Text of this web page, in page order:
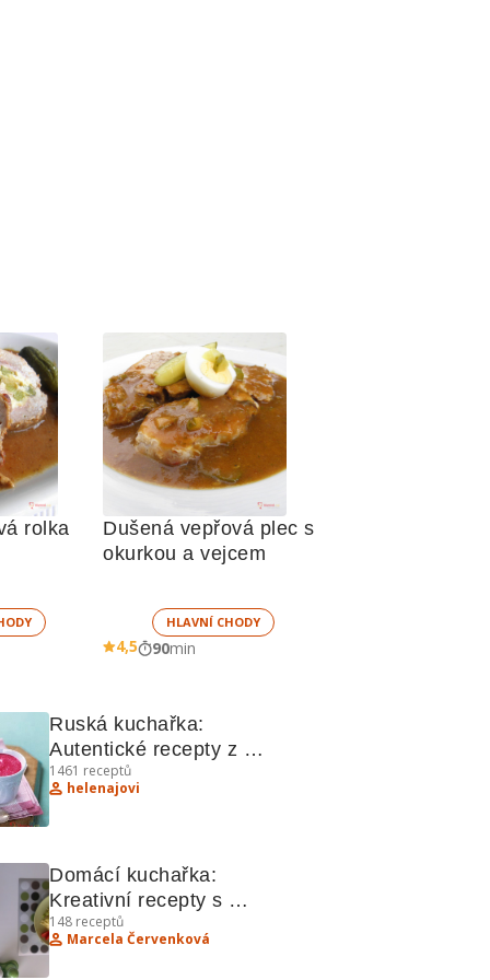
rolka
Dušená vepřová plec s
okurkou a vejcem
HLAVNÍ CHODY
4,5 90min
Ruská kuchařka:
Autentické recepty z
východoevropské kuchyně
1461 receptů
helenajovi
Domácí kuchařka:
Kreativní recepty s
kapustou, kuřecím,
vajíčky a vepřovým
148 receptů
Marcela Červenková